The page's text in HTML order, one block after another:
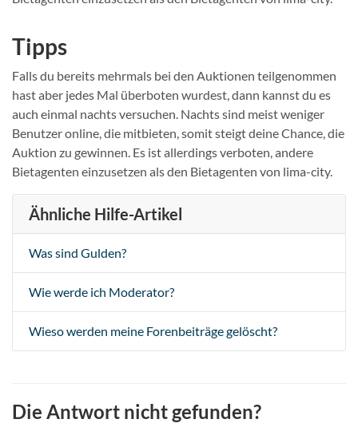
Tipps
Falls du bereits mehrmals bei den Auktionen teilgenommen
hast aber jedes Mal überboten wurdest, dann kannst du es
auch einmal nachts versuchen. Nachts sind meist weniger
Benutzer online, die mitbieten, somit steigt deine Chance, die
Auktion zu gewinnen. Es ist allerdings verboten, andere
Bietagenten einzusetzen als den Bietagenten von lima-city.
Ähnliche Hilfe-Artikel
Was sind Gulden?
Wie werde ich Moderator?
Wieso werden meine Forenbeiträge gelöscht?
Die Antwort nicht gefunden?